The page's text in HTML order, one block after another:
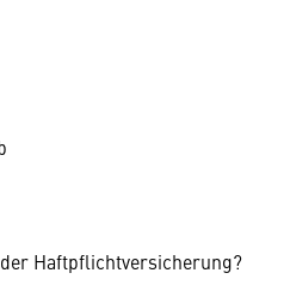
Haftpflichtversicherung?